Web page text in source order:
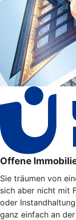
Offene
Sie träumen von
sich aber nicht mit
oder
ganz einfach an